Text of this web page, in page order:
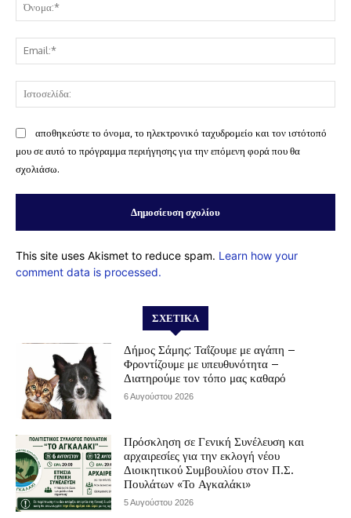
αποθηκεύστε το όνομα, το ηλεκτρονικό ταχυδρομείο και τον ιστότοπό
μου σε αυτό το πρόγραμμα περιήγησης για την επόμενη φορά που θα
σχολιάσω.
This site uses Akismet to reduce spam. Learn how your
comment data is processed.
ΣΧΕΤΙΚΆ
Δήμος Σάμης: Ταΐζουμε με αγάπη –
Φροντίζουμε με υπευθυνότητα –
Διατηρούμε τον τόπο μας καθαρό
6 Αυγούστου 2026
Πρόσκληση σε Γενική Συνέλευση και
αρχαιρεσίες για την εκλογή νέου
Διοικητικού Συμβουλίου στον Π.Σ.
Πουλάτων «Το Αγκαλάκι»
5 Αυγούστου 2026